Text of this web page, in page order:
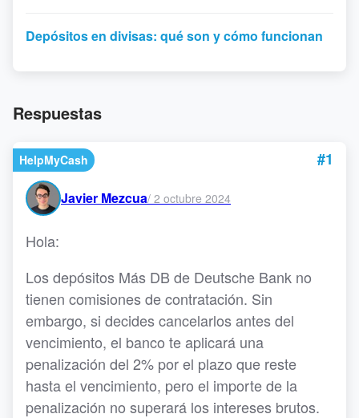
Depósitos en divisas: qué son y cómo funcionan
Respuestas
HelpMyCash #1
Javier Mezcua/ 2 octubre 2024
Hola:
Los depósitos Más DB de Deutsche Bank no
tienen comisiones de contratación. Sin
embargo, si decides cancelarlos antes del
vencimiento, el banco te aplicará una
penalización del 2% por el plazo que reste
hasta el vencimiento, pero el importe de la
penalización no superará los intereses brutos.